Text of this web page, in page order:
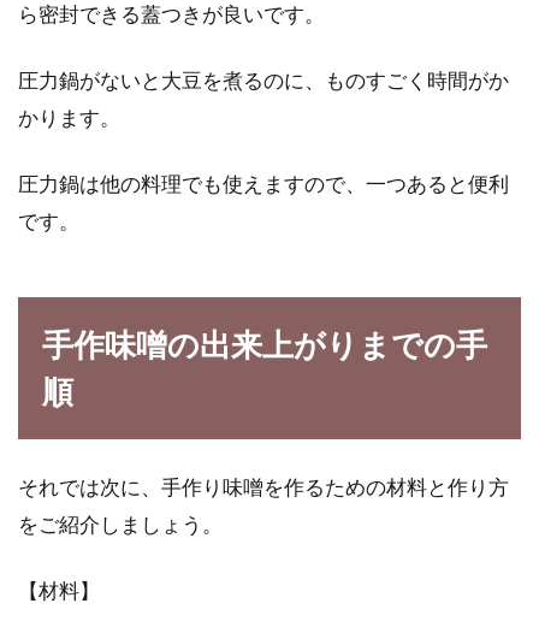
玄米によるメリットとは？
豊富に含まれる体に良いものを摂りたい！と皆
味は損なわれない？
ら、白米と...
ら密封できる蓋つきが良いです。
圧力鍋がないと大豆を煮るのに、ものすごく時間がか
かります。
圧力鍋は他の料理でも使えますので、一つあると便利
です。
手作味噌の出来上がりまでの手
順
それでは次に、手作り味噌を作るための材料と作り方
をご紹介しましょう。
【材料】